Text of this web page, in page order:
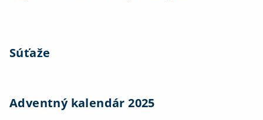
Súťaže
Adventný kalendár 2025